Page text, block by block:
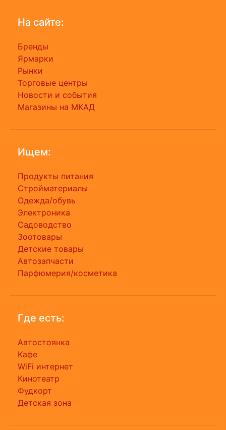
На сайте:
Бренды
Ярмарки
Рынки
Торговые центры
Новости и события
Магазины на МКАД
Ищем:
Продукты питания
Стройматериалы
Одежда/обувь
Электроника
Садоводство
Зоотовары
Детские товары
Автозапчасти
Парфюмерия/косметика
Где есть:
Автостоянка
Кафе
WiFi интернет
Кинотеатр
Фудкорт
Детская зона